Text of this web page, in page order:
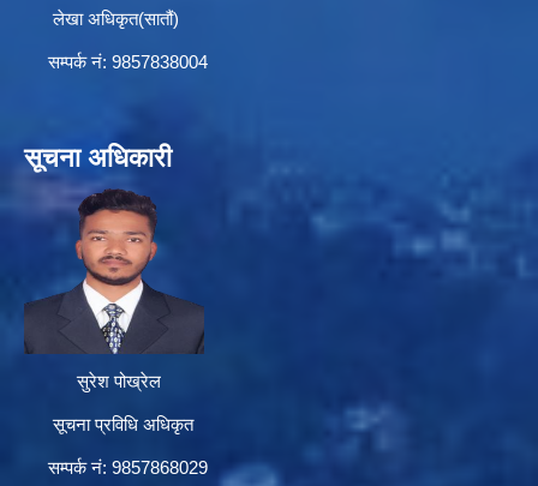
लेखा अधिकृत(सातौं)
सम्पर्क न‌ं: 9857838004
सूचना अधिकारी
सुरेश पोख्रेल
सूचना प्रविधि अधिकृत
सम्पर्क नं: 9857868029